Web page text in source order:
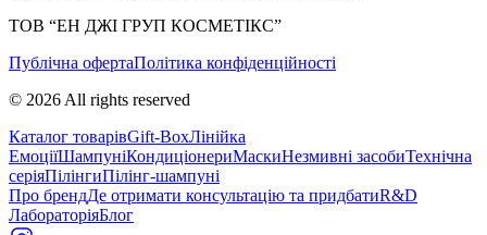
ТОВ “ЕН ДЖІ ГРУП КОСМЕТІКС”
Публічна офертаПолітика конфіденційності
© 2026 All rights reserved
Каталог товарівGift-BoxЛінійка
ЕмоціїШампуніКондиціонериМаскиНезмивні засобиТехнічна
серіяПілінгиПілінг-шампуні
Про брендДе отримати консультацію та придбатиR&D
ЛабораторіяБлог